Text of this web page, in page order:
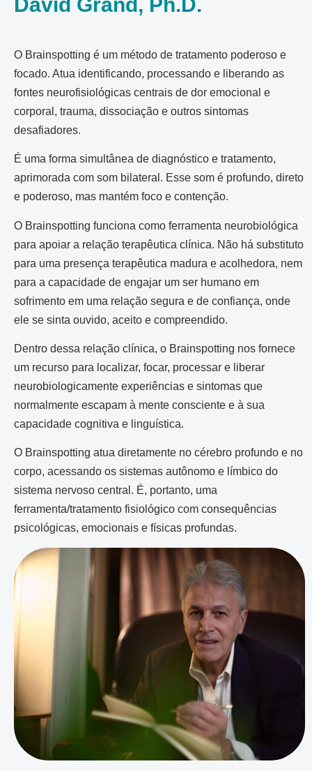
O Brainspotting é um método de tratamento poderoso e
focado. Atua identificando, processando e liberando as
fontes neurofisiológicas centrais de dor emocional e
corporal, trauma, dissociação e outros sintomas
desafiadores.
É uma forma simultânea de diagnóstico e tratamento,
aprimorada com som bilateral. Esse som é profundo, direto
e poderoso, mas mantém foco e contenção.
O Brainspotting funciona como ferramenta neurobiológica
para apoiar a relação terapêutica clínica. Não há substituto
para uma presença terapêutica madura e acolhedora, nem
para a capacidade de engajar um ser humano em
sofrimento em uma relação segura e de confiança, onde
ele se sinta ouvido, aceito e compreendido.
Dentro dessa relação clínica, o Brainspotting nos fornece
um recurso para localizar, focar, processar e liberar
neurobiologicamente experiências e sintomas que
normalmente escapam à mente consciente e à sua
capacidade cognitiva e linguística.
O Brainspotting atua diretamente no cérebro profundo e no
corpo, acessando os sistemas autônomo e límbico do
sistema nervoso central. É, portanto, uma
ferramenta/tratamento fisiológico com consequências
psicológicas, emocionais e físicas profundas.